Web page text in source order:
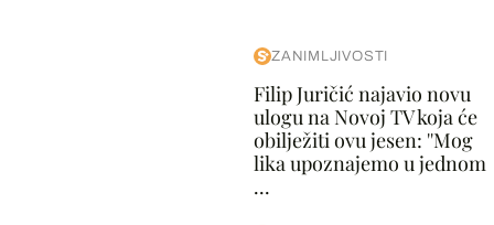
ZANIMLJIVOSTI
Filip Juričić najavio novu
ulogu na Novoj TV koja će
obilježiti ovu jesen: ''Mog
lika upoznajemo u jednom
...